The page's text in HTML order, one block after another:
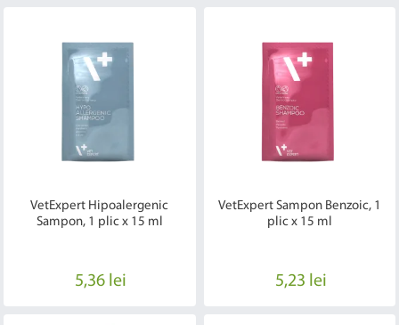
VetExpert Hipoalergenic
Sampon, 1 plic x 15 ml
5,36 lei
VetExpert Sampon Benzoic, 1
plic x 15 ml
5,23 lei